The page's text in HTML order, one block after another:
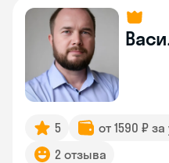
5 от 1590 ₽
2 отзыва